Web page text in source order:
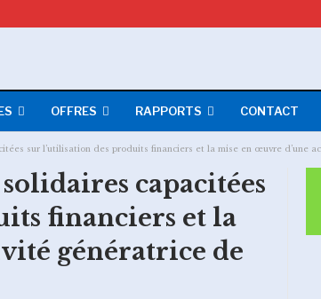
OFFRES RAPPORTS CONTACT
sur l’utilisation des produits financiers et la mise en œuvre d’une
capacitées
financiers et la
génératrice de